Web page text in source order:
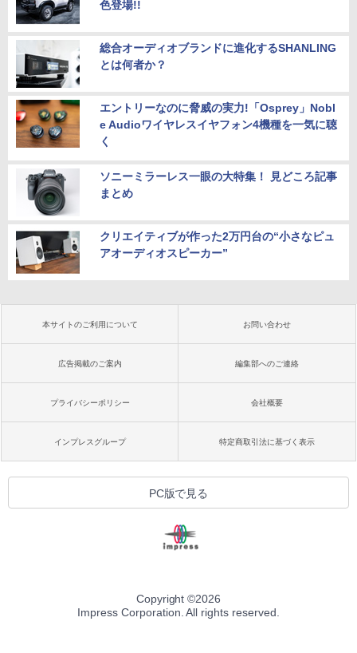
色登場!!
総合オーディオブランドに進化するSHANLING
とは何者か？
エントリーなのに脅威の実力!「Osprey」Nobl
e Audioワイヤレスイヤフォン4機種を一気に聴
く
ソニーミラーレス一眼の大特集！ 見どころ記事
まとめ
クリエイティブが作った2万円台の“小さなピュ
アオーディオスピーカー”
本サイトのご利用について お問い合わせ
広告掲載のご案内 編集部へのご連絡
プライバシーポリシー 会社概要
インプレスグループ 特定商取引法に基づく表示
PC版で見る
Copyright ©2026
Impress Corporation. All rights reserved.